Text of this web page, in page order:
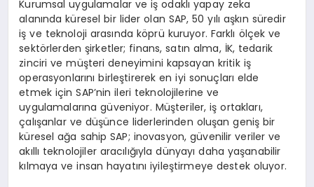
Kurumsal uygulamalar ve iş odaklı yapay zeka
alanında küresel bir lider olan SAP, 50 yılı aşkın süredir
iş ve teknoloji arasında köprü kuruyor. Farklı ölçek ve
sektörlerden şirketler; finans, satın alma, İK, tedarik
zinciri ve müşteri deneyimini kapsayan kritik iş
operasyonlarını birleştirerek en iyi sonuçları elde
etmek için SAP’nin ileri teknolojilerine ve
uygulamalarına güveniyor. Müşteriler, iş ortakları,
çalışanlar ve düşünce liderlerinden oluşan geniş bir
küresel ağa sahip SAP; inovasyon, güvenilir veriler ve
akıllı teknolojiler aracılığıyla dünyayı daha yaşanabilir
kılmaya ve insan hayatını iyileştirmeye destek oluyor.